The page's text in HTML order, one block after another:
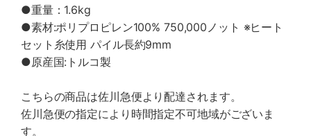
●重量：1.6kg
●素材:ポリプロピレン100% 750,000ノット ※ヒート
セット糸使用 パイル長約9mm
●原産国:トルコ製
こちらの商品は佐川急便より配達されます。
佐川急便の指定により時間指定不可地域がございま
す。